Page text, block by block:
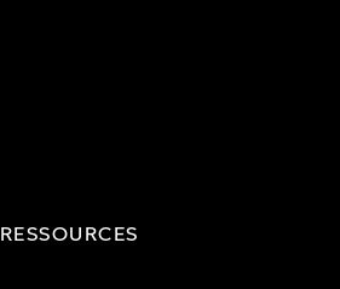
RESSOURCES